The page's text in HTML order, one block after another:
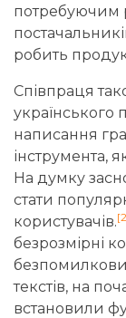
потребуючим
робить
Співпраця
українського
написання
інструмента,
На думку
стати
користувачів.
безрозмірні
текстів, на
встановили